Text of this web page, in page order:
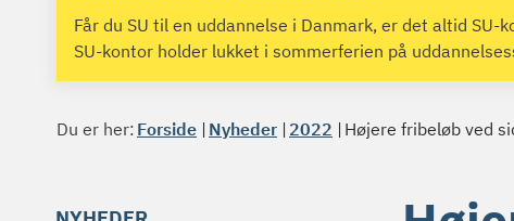
Får du SU til en uddannelse i Danmark, er det altid
SU-kontor holder lukket i sommerferien på
Du er her: Forside Nyheder 2022 Højere fribeløb ved